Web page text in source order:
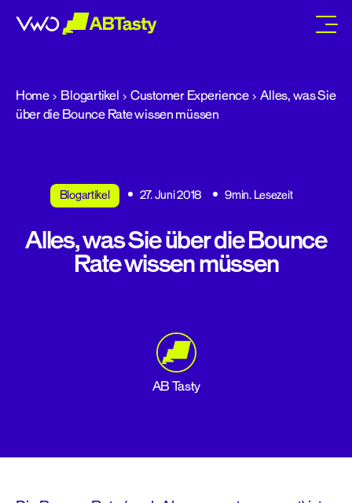
Home Blogartikel Customer Experience
Alles, was Sie
über die Bounce Rate wissen müssen
Blogartikel 27. Juni 2018 9min. Lesezeit
Alles, was Sie über die Bounce
Rate wissen müssen
AB Tasty